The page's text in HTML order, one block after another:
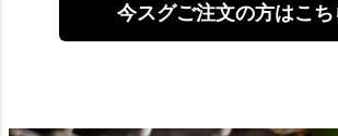
今スグご注文の方はこ